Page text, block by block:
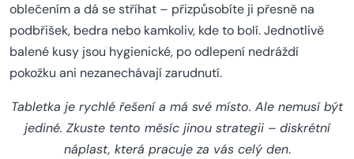
oblečením a dá se stříhat – přizpůsobíte ji přesně na
podbřišek, bedra nebo kamkoliv, kde to bolí. Jednotlivě
balené kusy jsou hygienické, po odlepení nedráždí
pokožku ani nezanechávají zarudnutí.
Tabletka je rychlé řešení a má své místo. Ale nemusí být
jediné. Zkuste tento měsíc jinou strategii – diskrétní
náplast, která pracuje za vás celý den.